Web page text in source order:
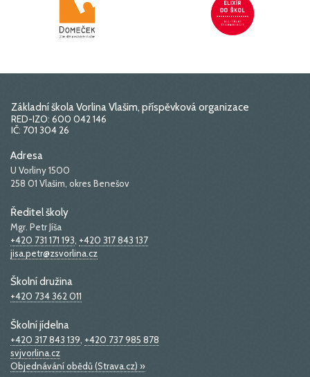
Základní škola Vorlina Vlašim, příspěvková organizace
RED-IZO: 600 042 146
IČ: 701 304 26
Adresa
U Vorliny 1500
258 01 Vlašim, okres Benešov
Ředitel školy
Mgr. Petr Jíša
+420 731 171 193 +420 317 843 137
jisa.petr@zsvorlina.cz
Školní družina
+420 734 362 011
Školní jídelna
+420 317 843 139 +420 737 985 878
svjvorlina.cz
Objednávání obědů (Strava.cz) »